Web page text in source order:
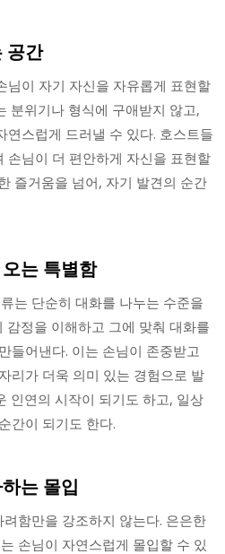
공간
님이 자기 자신을 자유롭게 표현할
분위기나 형식에 구애받지 않고,
연스럽게 드러낼 수 있다. 호스트들
손님이 더 편안하게 자신을 표현할
즐거움을 넘어, 자기 발견의 순간
는 특별함
는 단순히 대화를 나누는 수준을
감정을 이해하고 그에 맞춰 대화를
들어낸다. 이는 손님이 존중받고
리가 더욱 의미 있는 경험으로 발
인연의 시작이 되기도 하고, 일상
간이 되기도 한다.
는 몰입
함만을 강조하지 않는다. 은은한
손님이 자연스럽게 몰입할 수 있